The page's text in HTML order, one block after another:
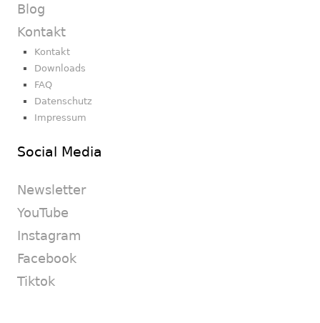
Blog
Kontakt
Kontakt
Downloads
FAQ
Datenschutz
Impressum
Social Media
Newsletter
YouTube
Instagram
Facebook
Tiktok